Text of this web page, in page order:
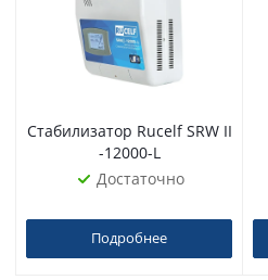
Стабилизатор Rucelf SRW II
-12000-L
Достаточно
Подробнее